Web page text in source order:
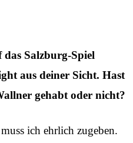
Salzburg-Spiel
aus deiner Sicht. Hast
gehabt oder nicht?
ich ehrlich zugeben.